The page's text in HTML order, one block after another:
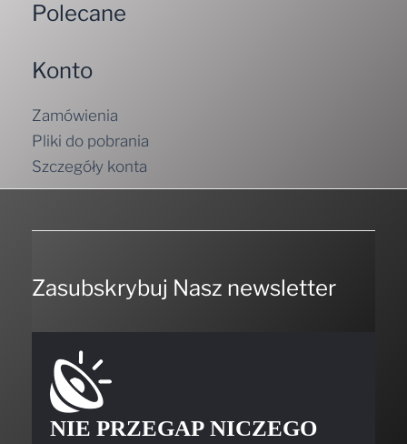
Polecane
Konto
Zamówienia
Pliki do pobrania
Szczegóły konta
Zasubskrybuj Nasz newsletter
NIE PRZEGAP NICZEGO